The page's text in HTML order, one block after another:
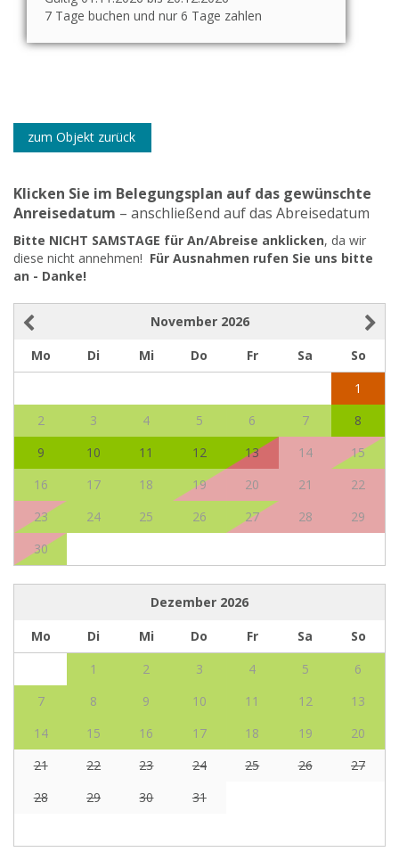
7 Tage buchen und nur 6 Tage zahlen
zum Objekt zurück
Klicken Sie im Belegungsplan auf das gewünschte
Anreisedatum – anschließend auf das Abreisedatum
Bitte NICHT SAMSTAGE für An/Abreise anklicken, da wir
diese nicht annehmen! Für Ausnahmen rufen Sie uns bitte
an - Danke!
November 2026
Mo
Di Mi Do Fr Sa
So
1
2
3 4 5 6 7
8
9
10 11 12 13 14
15
16
17 18 19 20 21
22
23
24 25 26 27 28
29
30
Dezember 2026
Mo
Di Mi Do Fr Sa
So
1
2 3 4 5
6
7
8 9 10 11 12
13
14
15 16 17 18 19
20
21
22 23 24 25 26
27
28
29 30 31